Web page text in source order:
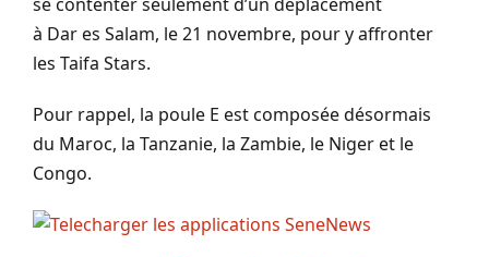
à Dares Salam, le 21 novembre, pour y affronter
les Taifa Stars.
Pour rappel, la poule E est composée désormais
du Maroc, la Tanzanie, la Zambie, le Niger et le
Congo.